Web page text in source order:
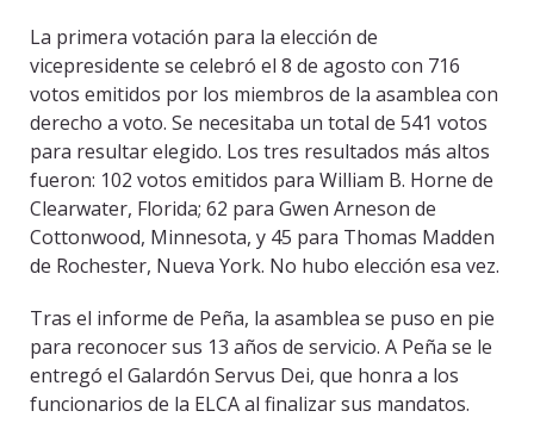
La primera votación para la elección de
vicepresidente se celebró el 8 de agosto con 716
votos emitidos por los miembros de la asamblea con
derecho a voto. Se necesitaba un total de 541 votos
para resultar elegido. Los tres resultados más altos
fueron: 102 votos emitidos para William B. Horne de
Clearwater, Florida; 62 para Gwen Arneson de
Cottonwood, Minnesota, y 45 para Thomas Madden
de Rochester, Nueva York. No hubo elección esa vez.
Tras el informe de Peña, la asamblea se puso en pie
para reconocer sus 13 años de servicio. A Peña se le
entregó el Galardón Servus Dei, que honra a los
funcionarios de la ELCA al finalizar sus mandatos.